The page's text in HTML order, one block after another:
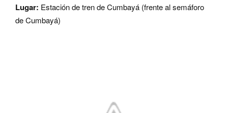
Lugar: Estación de tren de Cumbayá (frente al semáforo
de Cumbayá)